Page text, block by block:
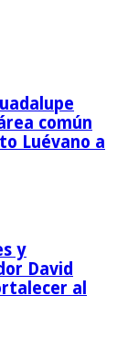
común
Luévano a
y
David
al